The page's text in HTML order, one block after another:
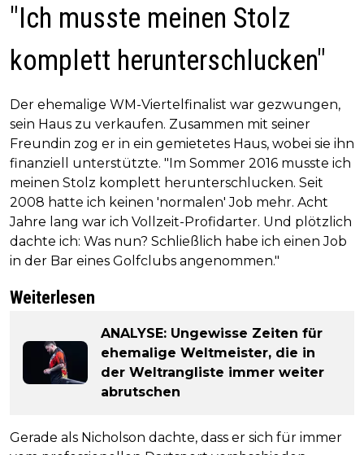
"Ich musste meinen Stolz
komplett herunterschlucken"
Der ehemalige WM-Viertelfinalist war gezwungen,
sein Haus zu verkaufen. Zusammen mit seiner
Freundin zog er in ein gemietetes Haus, wobei sie ihn
finanziell unterstützte. "Im Sommer 2016 musste ich
meinen Stolz komplett herunterschlucken. Seit
2008 hatte ich keinen 'normalen' Job mehr. Acht
Jahre lang war ich Vollzeit-Profidarter. Und plötzlich
dachte ich: Was nun? Schließlich habe ich einen Job
in der Bar eines Golfclubs angenommen."
Weiterlesen
ANALYSE: Ungewisse Zeiten für
ehemalige Weltmeister, die in
der Weltrangliste immer weiter
abrutschen
Gerade als Nicholson dachte, dass er sich für immer